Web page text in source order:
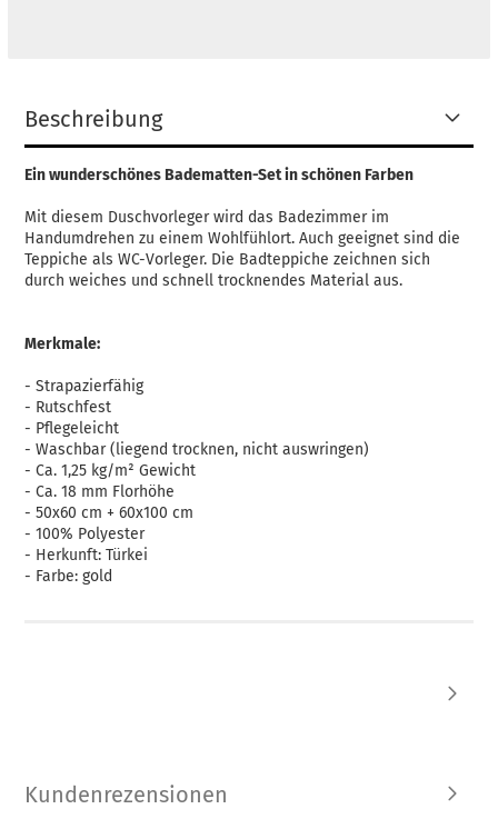
Beschreibung
Ein wunderschönes Badematten-Set in schönen Farben
Mit diesem Duschvorleger wird das Badezimmer im
Handumdrehen zu einem Wohlfühlort. Auch geeignet sind die
Teppiche als WC-Vorleger. Die Badteppiche zeichnen sich
durch weiches und schnell trocknendes Material aus.
Merkmale:
- Strapazierfähig
- Rutschfest
- Pflegeleicht
- Waschbar (liegend trocknen, nicht auswringen)
- Ca. 1,25 kg/m² Gewicht
- Ca. 18 mm Florhöhe
- 50x60 cm + 60x100 cm
- 100% Polyester
- Herkunft: Türkei
- Farbe: gold
Kundenrezensionen